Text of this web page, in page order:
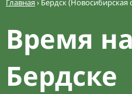
Главная› Бердск (Новосибирская
Время
Бердске